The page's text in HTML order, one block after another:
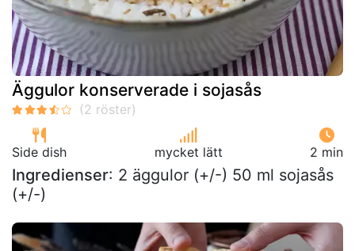
Äggulor konserverade i sojasås
Side dish mycket lätt 2 min
Ingredienser: 2 äggulor (+/-) 50 ml sojasås
(+/-)